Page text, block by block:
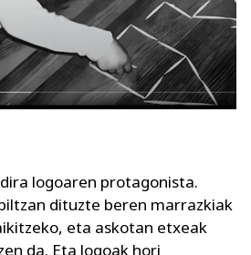
logoaren protagonista.
dituzte beren marrazkiak
eta askotan etxeak
da. Eta logoak hori